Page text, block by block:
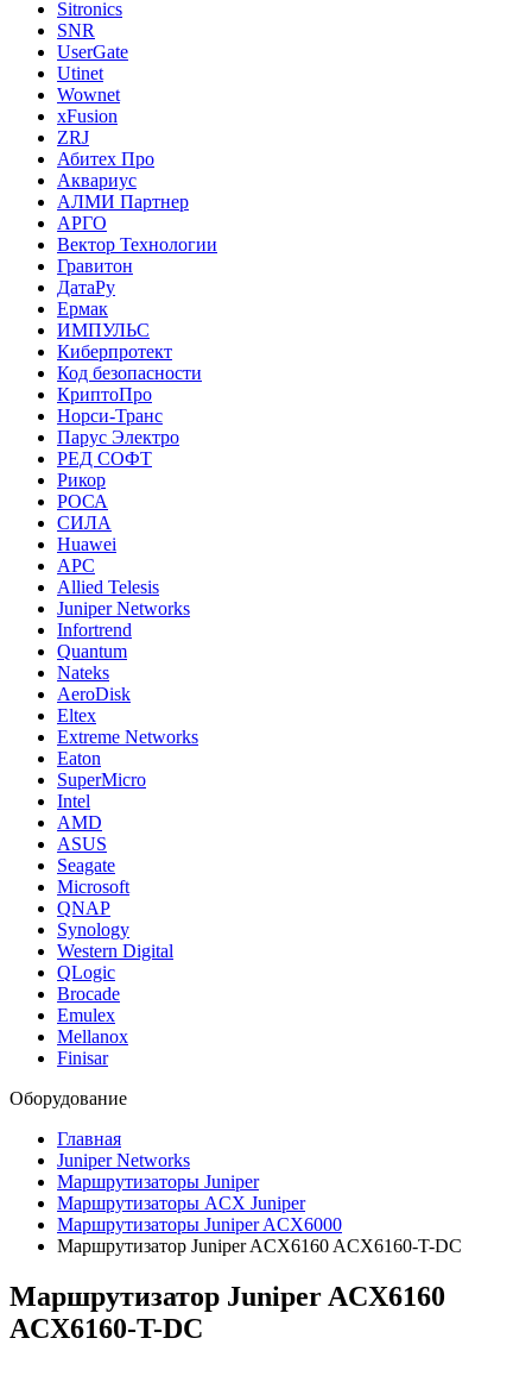
Sitronics
SNR
UserGate
Utinet
Wownet
xFusion
ZRJ
Абитех Про
Аквариус
АЛМИ Партнер
АРГО
Вектор Технологии
Гравитон
ДатаРу
Ермак
ИМПУЛЬС
Киберпротект
Код безопасности
КриптоПро
Норси-Транс
Парус Электро
РЕД СОФТ
Рикор
РОСА
СИЛА
Huawei
APC
Allied Telesis
Juniper Networks
Infortrend
Quantum
Nateks
AeroDisk
Eltex
Extreme Networks
Eaton
SuperMicro
Intel
AMD
ASUS
Seagate
Microsoft
QNAP
Synology
Western Digital
QLogic
Brocade
Emulex
Mellanox
Finisar
Оборудование
Главная
Juniper Networks
Маршрутизаторы Juniper
Маршрутизаторы ACX Juniper
Маршрутизаторы Juniper ACX6000
Маршрутизатор Juniper ACX6160 ACX6160-T-DC
Маршрутизатор Juniper ACX6160
ACX6160-T-DC